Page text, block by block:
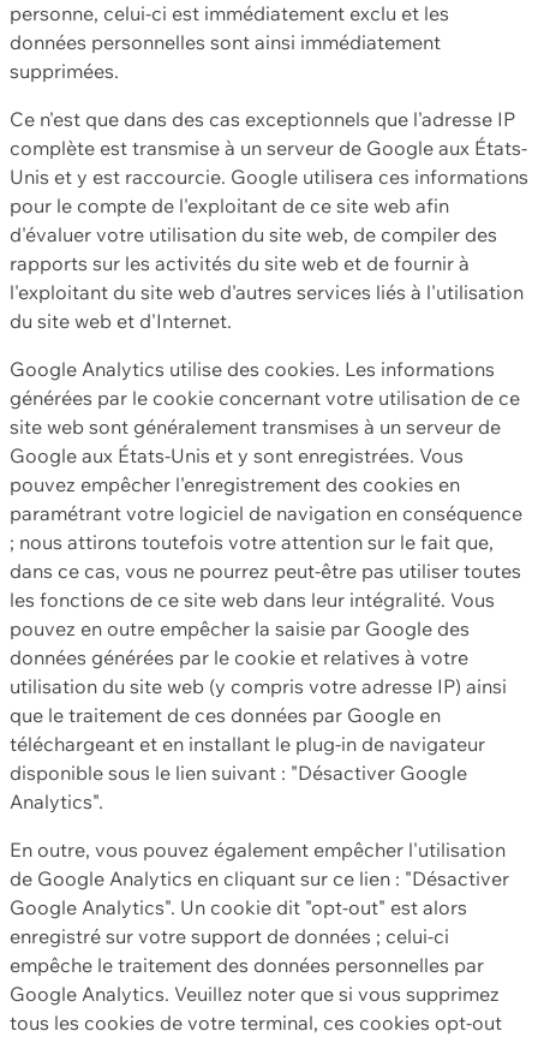
personne, celui-ci est immédiatement exclu et les
données personnelles sont ainsi immédiatement
supprimées.
Ce n'est que dans des cas exceptionnels que l'adresse IP
complète est transmise à un serveur de Google aux États-
Unis et y est raccourcie. Google utilisera ces informations
pour le compte de l'exploitant de ce site web afin
d'évaluer votre utilisation du site web, de compiler des
rapports sur les activités du site web et de fournir à
l'exploitant du site web d'autres services liés à l'utilisation
du site web et d'Internet.
Google Analytics utilise des cookies. Les informations
générées par le cookie concernant votre utilisation de ce
site web sont généralement transmises à un serveur de
Google aux États-Unis et y sont enregistrées. Vous
pouvez empêcher l'enregistrement des cookies en
paramétrant votre logiciel de navigation en conséquence
; nous attirons toutefois votre attention sur le fait que,
dans ce cas, vous ne pourrez peut-être pas utiliser toutes
les fonctions de ce site web dans leur intégralité. Vous
pouvez en outre empêcher la saisie par Google des
données générées par le cookie et relatives à votre
utilisation du site web (y compris votre adresse IP) ainsi
que le traitement de ces données par Google en
téléchargeant et en installant le plug-in de navigateur
disponible sous le lien suivant : "Désactiver Google
Analytics".
En outre, vous pouvez également empêcher l'utilisation
de Google Analytics en cliquant sur ce lien : "Désactiver
Google Analytics". Un cookie dit "opt-out" est alors
enregistré sur votre support de données ; celui-ci
empêche le traitement des données personnelles par
Google Analytics. Veuillez noter que si vous supprimez
tous les cookies de votre terminal, ces cookies opt-out